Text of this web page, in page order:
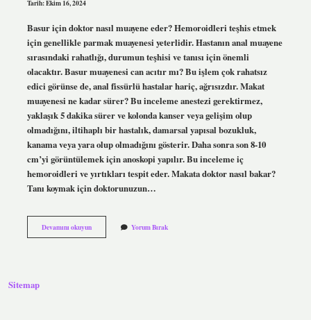
Tarih: Ekim 16, 2024
Basur için doktor nasıl muayene eder? Hemoroidleri teşhis etmek
için genellikle parmak muayenesi yeterlidir. Hastanın anal muayene
sırasındaki rahatlığı, durumun teşhisi ve tanısı için önemli
olacaktır. Basur muayenesi can acıtır mı? Bu işlem çok rahatsız
edici görünse de, anal fissürlü hastalar hariç, ağrısızdır. Makat
muayenesi ne kadar sürer? Bu inceleme anestezi gerektirmez,
yaklaşık 5 dakika sürer ve kolonda kanser veya gelişim olup
olmadığını, iltihaplı bir hastalık, damarsal yapısal bozukluk,
kanama veya yara olup olmadığını gösterir. Daha sonra son 8-10
cm’yi görüntülemek için anoskopi yapılır. Bu inceleme iç
hemoroidleri ve yırtıkları tespit eder. Makata doktor nasıl bakar?
Tanı koymak için doktorunuzun…
Devamını okuyunBasur
Muayenesi
Yorum Bırak
Sitemap